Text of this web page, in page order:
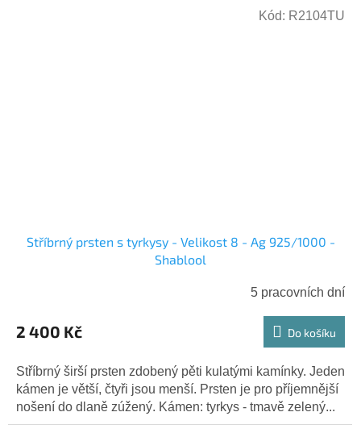
Stříbrný prsten s tyrkysy - Velikost 8 - Ag 925/1000 -
Shablool
5 pracovních dní
2 400 Kč Do košíku
Stříbrný širší prsten zdobený pěti kulatými kamínky. Jeden
kámen je větší, čtyři jsou menší. Prsten je pro příjemnější
nošení do dlaně zúžený. Kámen: tyrkys - tmavě zelený...
Kód: R2104TU